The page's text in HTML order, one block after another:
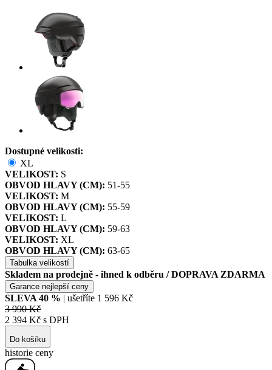
Dostupné velikosti:
XL
VELIKOST: S
OBVOD HLAVY (CM): 51-55
VELIKOST: M
OBVOD HLAVY (CM): 55-59
VELIKOST: L
OBVOD HLAVY (CM): 59-63
VELIKOST: XL
OBVOD HLAVY (CM): 63-65
Tabulka velikostí
Skladem na prodejně - ihned k odběru / DOPRAVA ZDARMA
Garance nejlepší ceny
SLEVA 40 % | ušetříte 1 596 Kč
3 990 Kč
2 394 Kč s DPH
Do košíku
historie ceny